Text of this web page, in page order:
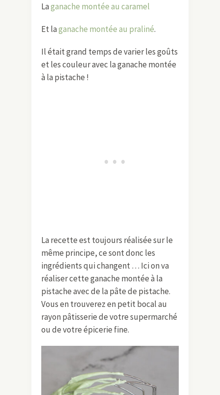
Laganache montée au caramel
Et laganache montée au praliné.
Il était grand temps de varier les goûts
et les couleur avec la ganache montée
à la pistache !
La recette est toujours réalisée sur le
même principe, ce sont donc les
ingrédients qui changent … Ici on va
réaliser cette ganache montée à la
pistache avec de la pâte de pistache.
Vous en trouverez en petit bocal au
rayon pâtisserie de votre supermarché
ou de votre épicerie fine.